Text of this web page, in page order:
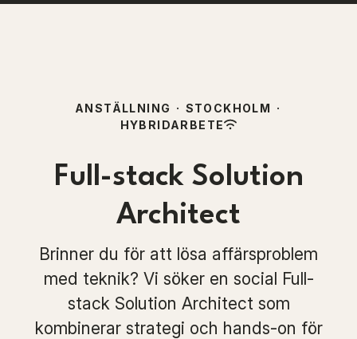
ANSTÄLLNING · STOCKHOLM ·
HYBRIDARBETE
Full-stack Solution
Architect
Brinner du för att lösa affärsproblem
med teknik? Vi söker en social Full-
stack Solution Architect som
kombinerar strategi och hands-on för